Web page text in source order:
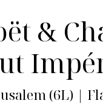
&
(6L) |